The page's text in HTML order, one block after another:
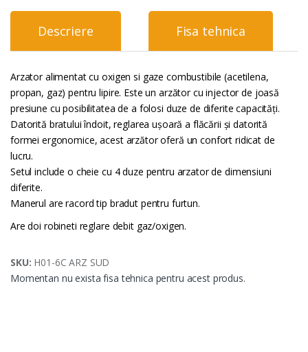
Descriere Fisa tehnica
Arzator alimentat cu oxigen si gaze combustibile (acetilena,
propan, gaz) pentru lipire. Este un arzător cu injector de joasă
presiune cu posibilitatea de a folosi duze de diferite capacități.
Datorită bratului îndoit, reglarea ușoară a flăcării și datorită
formei ergonomice, acest arzător oferă un confort ridicat de
lucru.
Setul include o cheie cu 4 duze pentru arzator de dimensiuni
diferite.
Manerul are racord tip bradut pentru furtun.
Are doi robineti reglare debit gaz/oxigen.
SKU: H01-6C ARZ SUD
Momentan nu exista fisa tehnica pentru acest produs.